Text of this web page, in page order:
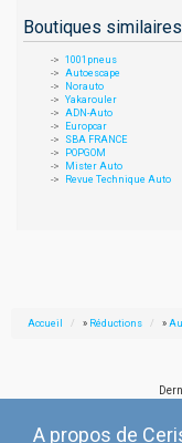
Boutiques
1001pneus
Autoescape
Norauto
Yakarouler
ADN-Auto
Europcar
SBA FRANCE
POPGOM
Mister Auto
Revue Technique Auto
Accueil » Réductions »
A propos de